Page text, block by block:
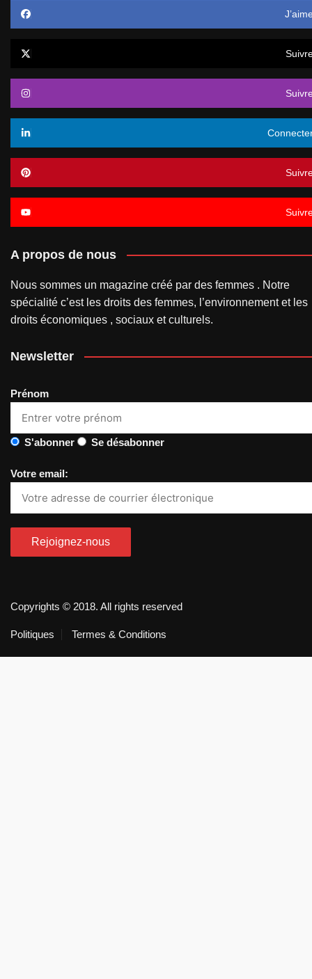
A propos de nous
Nous sommes un magazine créé par des femmes . Notre
spécialité c’est les droits des femmes, l’environnement et les
droits économiques , sociaux et culturels.
Newsletter
Prénom
S'abonner Se désabonner
Votre email:
Copyrights © 2018. All rights reserved
Politiques Termes & Conditions